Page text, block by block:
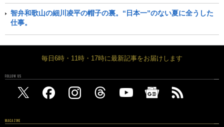
智弁和歌山の細川凌平の帽子の裏。“日本一”のない夏に全うした
仕事。
毎日6時・11時・17時に最新記事をお届けします
FOLLOW US
MAGAZINE